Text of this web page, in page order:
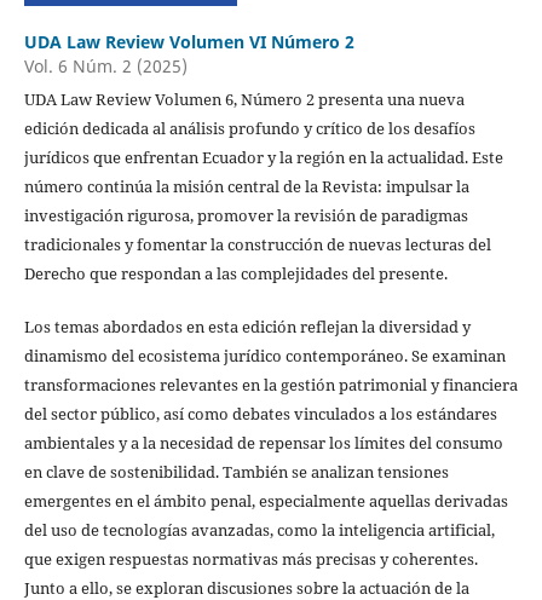
UDA Law Review Volumen VI Número 2
Vol. 6 Núm. 2 (2025)
UDA Law Review Volumen 6, Número 2 presenta una nueva
edición dedicada al análisis profundo y crítico de los desafíos
jurídicos que enfrentan Ecuador y la región en la actualidad. Este
número continúa la misión central de la Revista: impulsar la
investigación rigurosa, promover la revisión de paradigmas
tradicionales y fomentar la construcción de nuevas lecturas del
Derecho que respondan a las complejidades del presente.
Los temas abordados en esta edición reflejan la diversidad y
dinamismo del ecosistema jurídico contemporáneo. Se examinan
transformaciones relevantes en la gestión patrimonial y financiera
del sector público, así como debates vinculados a los estándares
ambientales y a la necesidad de repensar los límites del consumo
en clave de sostenibilidad. También se analizan tensiones
emergentes en el ámbito penal, especialmente aquellas derivadas
del uso de tecnologías avanzadas, como la inteligencia artificial,
que exigen respuestas normativas más precisas y coherentes.
Junto a ello, se exploran discusiones sobre la actuación de la